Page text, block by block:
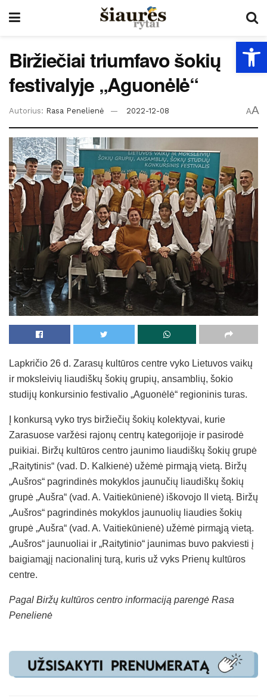
Biržiečiai triumfavo šokių
festivalyje „Aguonėlė“
Autorius: Rasa Penelienė 2022-12-08 AA
Lapkričio 26 d. Zarasų kultūros centre vyko Lietuvos vaikų
ir moksleivių liaudiškų šokių grupių, ansamblių, šokio
studijų konkursinio festivalio „Aguonėlė“ regioninis turas.
Į konkursą vyko trys biržiečių šokių kolektyvai, kurie
Zarasuose varžėsi rajonų centrų kategorijoje ir pasirodė
puikiai. Biržų kultūros centro jaunimo liaudiškų šokių grupė
„Raitytinis“ (vad. D. Kalkienė) užėmė pirmąją vietą. Biržų
„Aušros“ pagrindinės mokyklos jaunučių liaudiškų šokių
grupė „Aušra“ (vad. A. Vaitiekūnienė) iškovojo II vietą. Biržų
„Aušros“ pagrindinės mokyklos jaunuolių liaudies šokių
grupė „Aušra“ (vad. A. Vaitiekūnienė) užėmė pirmąją vietą.
„Aušros“ jaunuoliai ir „Raitytinio“ jaunimas buvo pakviesti į
baigiamąjį nacionalinį turą, kuris už vyks Prienų kultūros
centre.
Pagal Biržų kultūros centro informaciją parengė Rasa
Penelienė